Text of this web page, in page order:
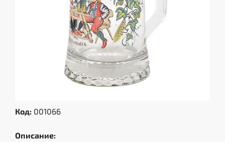
Код: 001066
Описание: